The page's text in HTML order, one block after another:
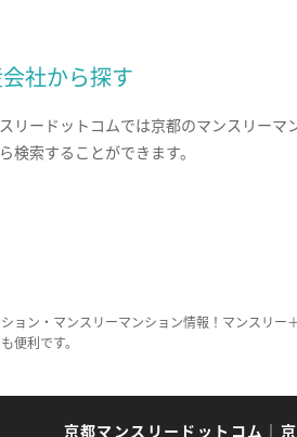
社から探す
リードットコムでは京都のマンスリーマ
検索することができます。
ョン・マンスリーマンション情報！マンスリ
便利です。
京都マンスリードットコム ｜